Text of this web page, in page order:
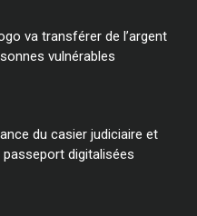
va transférer de l’argent
vulnérables
du casier judiciaire et
passeport digitalisées